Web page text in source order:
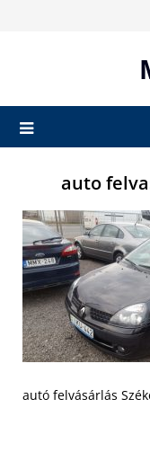
auto
autó felvásárlás